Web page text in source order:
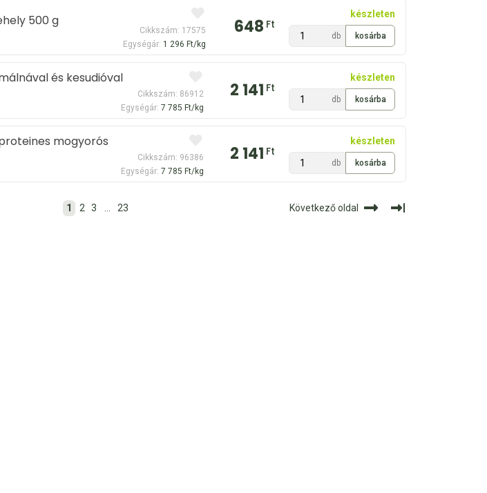
500 g
Cikkszám: 17575
Egységár: 1 296 Ft/kg
648 Ft
készleten
db
és kesudióval
Cikkszám: 86912
Egységár:7 785 Ft/kg
2 141 Ft
készleten
db
mogyorós
Cikkszám: 96386
Egységár:7 785 Ft/kg
2 141 Ft
készleten
db
1 2 3 23 Következő oldal